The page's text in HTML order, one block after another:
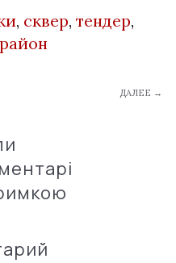
, сквер, тендер,
ДАЛЕЕ →